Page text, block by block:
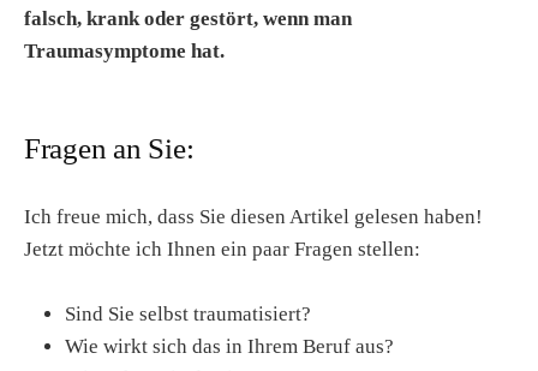
falsch, krank oder gestört, wenn man
Traumasymptome hat.
Fragen an Sie:
Ich freue mich, dass Sie diesen Artikel gelesen haben!
Jetzt möchte ich Ihnen ein paar Fragen stellen:
Sind Sie selbst traumatisiert?
Wie wirkt sich das in Ihrem Beruf aus?